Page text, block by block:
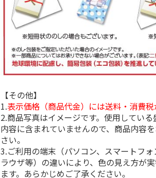
【その他】
1.表示価格（商品代金）には送料・消費税
2.商品写真はイメージです。使用してい
内容に含まれていませんので、商品内容
さい。
3.ご利用の端末（パソコン、スマートフ
ラウザ等）の違いにより、色の見え方が
ます。あらかじめご了承ください。